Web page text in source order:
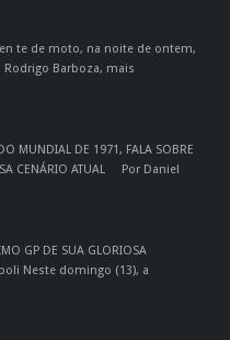
te de moto, na noite de ontem,
Barboza, mais
MUNDIAL DE 1971, FALA SOBRE
CENÁRIO ATUAL Por Daniel
GP DE SUA GLORIOSA
Neste domingo (13), a